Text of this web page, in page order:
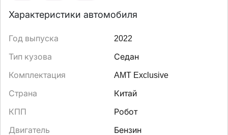
Характеристики автомобиля
Год выпуска 2022
Тип кузова Седан
Комплектация AMT Exclusive
Страна Китай
КПП Робот
Двигатель Бензин